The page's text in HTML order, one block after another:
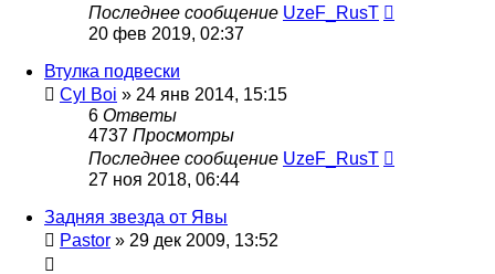
Последнее сообщение UzeF_RusT
20 фев 2019, 02:37
Втулка подвески
Cyl Boi » 24 янв 2014, 15:15
6 Ответы
4737 Просмотры
Последнее сообщение UzeF_RusT
27 ноя 2018, 06:44
Задняя звезда от Явы
Pastor » 29 дек 2009, 13:52